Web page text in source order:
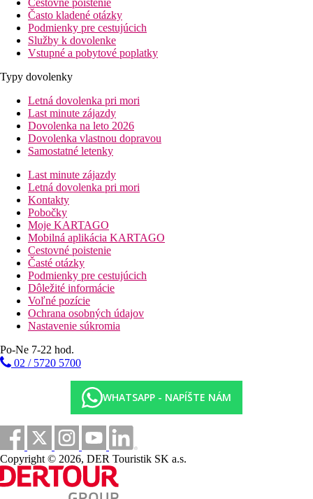
Často kladené otázky
Podmienky pre cestujúcich
Služby k dovolenke
Vstupné a pobytové poplatky
Typy dovolenky
Letná dovolenka pri mori
Last minute zájazdy
Dovolenka na leto 2026
Dovolenka vlastnou dopravou
Samostatné letenky
Last minute zájazdy
Letná dovolenka pri mori
Kontakty
Pobočky
Moje KARTAGO
Mobilná aplikácia KARTAGO
Cestovné poistenie
Časté otázky
Podmienky pre cestujúcich
Dôležité informácie
Voľné pozície
Ochrana osobných údajov
Nastavenie súkromia
Po-Ne 7-22 hod.
02 / 5720 5700
WHATSAPP - NAPÍŠTE NÁM
Copyright © 2026, DER Touristik SK a.s.